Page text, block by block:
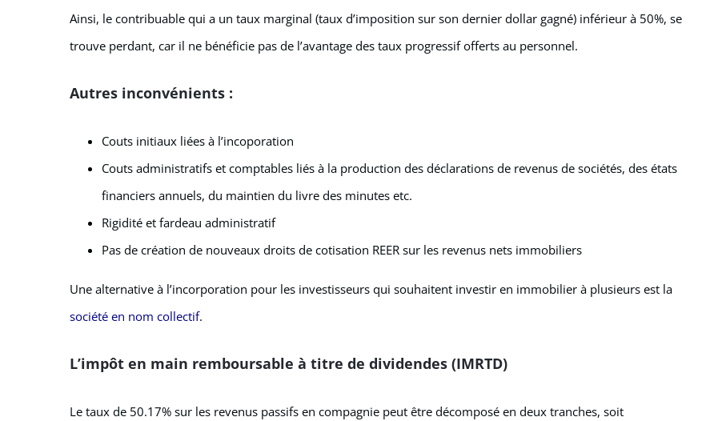
Ainsi, le contribuable qui a un taux marginal (taux d’imposition sur son dernier dollar gagné) inférieur à 50%, se
trouve perdant, car il ne bénéficie pas de l’avantage des taux progressif offerts au personnel.
Autres inconvénients :
Couts initiaux liées à l’incoporation
Couts administratifs et comptables liés à la production des déclarations de revenus de sociétés, des états
financiers annuels, du maintien du livre des minutes etc.
Rigidité et fardeau administratif
Pas de création de nouveaux droits de cotisation REER sur les revenus nets immobiliers
Une alternative à l’incorporation pour les investisseurs qui souhaitent investir en immobilier à plusieurs est la
société en nom collectif.
L’impôt en main remboursable à titre de dividendes (IMRTD)
Le taux de 50.17% sur les revenus passifs en compagnie peut être décomposé en deux tranches, soit